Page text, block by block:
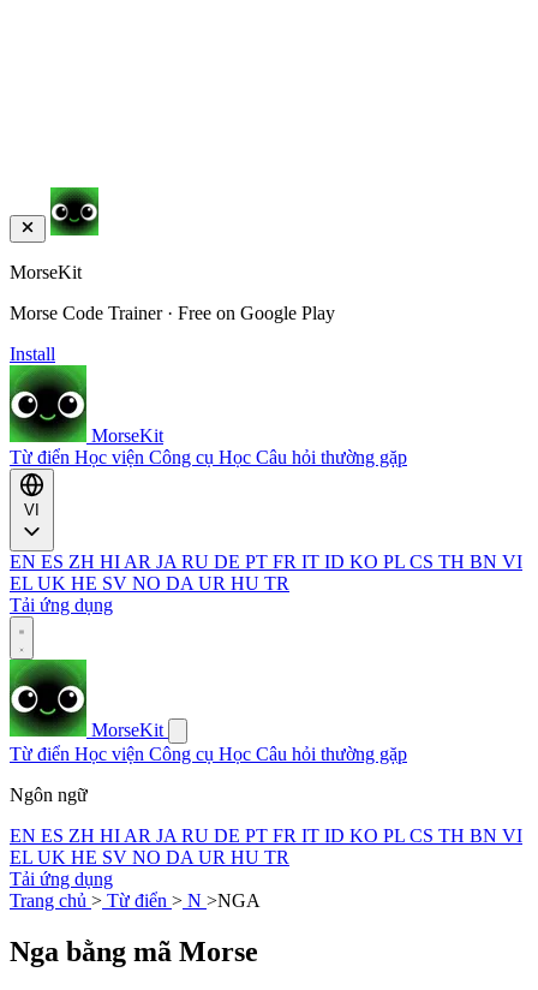
MorseKit
Morse Code Trainer · Free on Google Play
Install
MorseKit
Từ điển Học viện Công cụ Học Câu hỏi thường gặp
EN ES ZH HI AR JA RU DE PT FR IT ID KO PL CS TH BN VI
EL UK HE SV NO DA UR HU TR
Tải ứng dụng
MorseKit
Từ điển Học viện Công cụ Học Câu hỏi thường gặp
Ngôn ngữ
EN ES ZH HI AR JA RU DE PT FR IT ID KO PL CS TH BN VI
EL UK HE SV NO DA UR HU TR
Tải ứng dụng
Trang chủ > Từ điển > N >NGA
Nga bằng mã Morse